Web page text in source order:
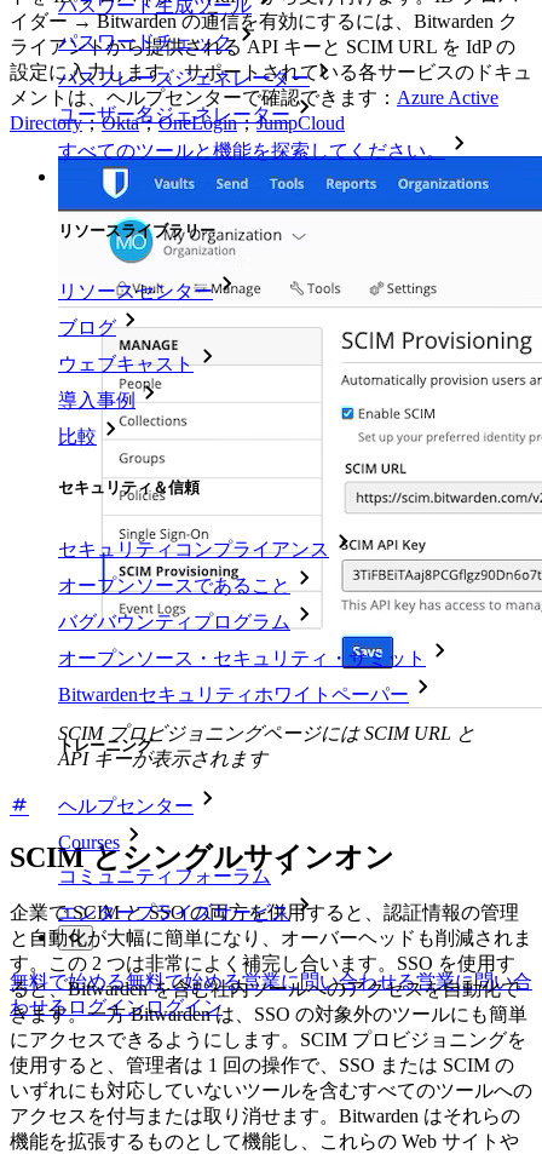
パスワード生成ツール
パスワードチェック
パスフレーズジェネレーター
ユーザー名ジェネレーター
すべてのツールと機能を探索してください。
リソース
リソースライブラリー
リソースセンター
ブログ
ウェブキャスト
導入事例
比較
セキュリティ＆信頼
セキュリティコンプライアンス
オープンソースであること
バグバウンティプログラム
オープンソース・セキュリティ・サミット
Bitwardenセキュリティホワイトペーパー
トレーニング
ヘルプセンター
Courses
コミュニティフォーラム
エンタープライズサービス
無料で始める無料で始める営業に問い合わせる営業に問い合
わせる ログインログイン
イダー → Bitwarden の通信を有効にするには、Bitwarden ク
ライアントから提供される API キーと SCIM URL を IdP の
設定に入力します。サポートされている各サービスのドキュ
メントは、ヘルプセンターで確認できます： Azure Active
Directory；Okta；OneLogin；JumpCloud
SCIM プロビジョニングページには SCIM URL と
API キーが表示されます
SCIM とシングルサインオン
企業で SCIM と SSO の両方を併用すると、認証情報の管理
と自動化が大幅に簡単になり、オーバーヘッドも削減されま
す。この 2 つは非常によく補完し合います。SSO を使用す
ると、Bitwarden を含む社内ツールへのアクセスを自動化で
きます。一方 Bitwarden は、SSO の対象外のツールにも簡単
にアクセスできるようにします。SCIM プロビジョニングを
使用すると、管理者は 1 回の操作で、SSO または SCIM の
いずれにも対応していないツールを含むすべてのツールへの
アクセスを付与または取り消せます。Bitwarden はそれらの
機能を拡張するものとして機能し、これらの Web サイトや